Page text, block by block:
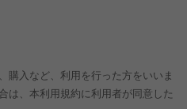
購入など、利用を行った方をいいま
は、本利用規約に利用者が同意した